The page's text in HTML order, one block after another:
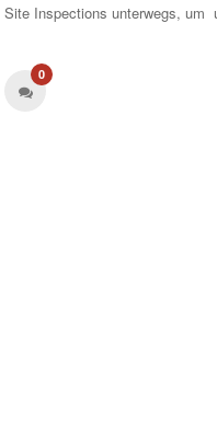
Site Inspections unterwegs, um
0